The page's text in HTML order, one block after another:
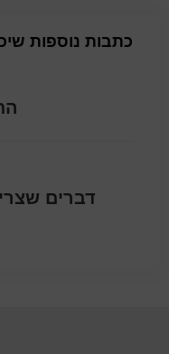
כתבות נוספות
דברים